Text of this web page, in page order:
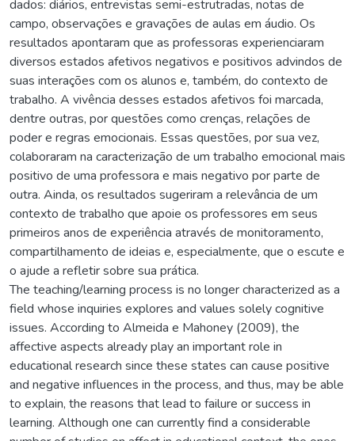
dados: diários, entrevistas semi-estrutradas, notas de
campo, observações e gravações de aulas em áudio. Os
resultados apontaram que as professoras experienciaram
diversos estados afetivos negativos e positivos advindos de
suas interações com os alunos e, também, do contexto de
trabalho. A vivência desses estados afetivos foi marcada,
dentre outras, por questões como crenças, relações de
poder e regras emocionais. Essas questões, por sua vez,
colaboraram na caracterização de um trabalho emocional mais
positivo de uma professora e mais negativo por parte de
outra. Ainda, os resultados sugeriram a relevância de um
contexto de trabalho que apoie os professores em seus
primeiros anos de experiência através de monitoramento,
compartilhamento de ideias e, especialmente, que o escute e
o ajude a refletir sobre sua prática.
The teaching/learning process is no longer characterized as a
field whose inquiries explores and values solely cognitive
issues. According to Almeida e Mahoney (2009), the
affective aspects already play an important role in
educational research since these states can cause positive
and negative influences in the process, and thus, may be able
to explain, the reasons that lead to failure or success in
learning. Although one can currently find a considerable